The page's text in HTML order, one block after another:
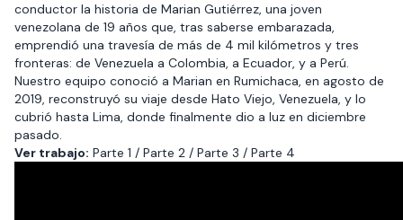
conductor la historia de Marian Gutiérrez, una joven
venezolana de 19 años que, tras saberse embarazada,
emprendió una travesía de más de 4 mil kilómetros y tres
fronteras: de Venezuela a Colombia, a Ecuador, y a Perú.
Nuestro equipo conoció a Marian en Rumichaca, en agosto de
2019, reconstruyó su viaje desde Hato Viejo, Venezuela, y lo
cubrió hasta Lima, donde finalmente dio a luz en diciembre
pasado.
Ver trabajo: Parte 1 / Parte 2 / Parte 3 / Parte 4